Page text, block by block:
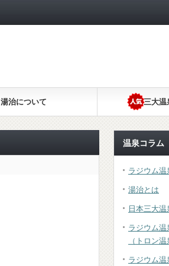
湯治について 三大温
温泉コラム
ラジウム温
湯治とは
日本三大温
ラジウム温
（トロン
ラジウム